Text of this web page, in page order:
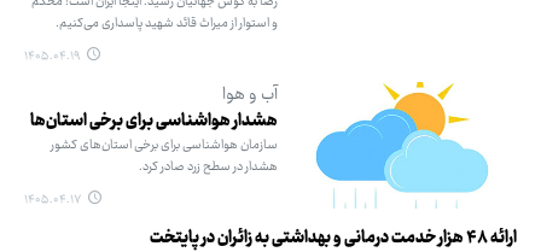
و استوار از میراث قائد شهید پاسداری می‌کنیم.
۱۴۰۵.۰۴.۱۹
آب و هوا
هشدار هواشناسی برای برخی استان‌ها
سازمان هواشناسی برای برخی استان‌های کشور
هشدار در سطح زرد صادر کرد.
۱۴۰۵.۰۴.۱۷
ارائه ۴۸ هزار خدمت درمانی و بهداشتی به زائران در پایتخت